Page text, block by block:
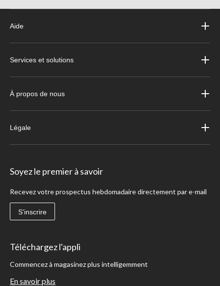
Aide
Services et solutions
À propos de nous
Légale
Soyez le premier à savoir
Recevez votre prospectus hebdomadaire directement par e-mail
S'inscrire
Téléchargez l'appli
Commencez à magasinez plus intelligemment
En savoir plus